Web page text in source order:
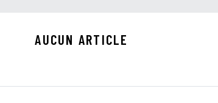
AUCUN ARTICLE